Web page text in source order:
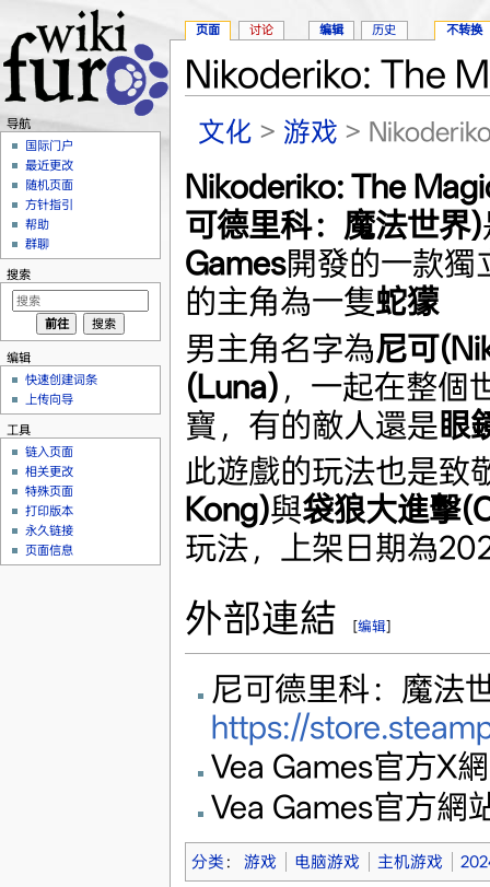
Nikoderiko: The
文化 > 游戏 >
Nikoderiko: The
可德里科：魔法世界)
Games開發的一款獨
的主角為一隻蛇獴
男主角名字為尼可
(Luna) ，一起在整個
寶，有的敵人還是眼
此遊戲的玩法也是致
Kong)與袋狼大進擊
玩法，上架日期為
外部連結 [编辑]
尼可德里科：魔法
https://
Vea Games官方X
Vea Games官方網
分类 ： 游戏 电脑游戏 主机游戏
页面 讨论 编辑 历史 不转换
导航
国际门户
最近更改
随机页面
方针指引
帮助
群聊
搜索
编辑
快速创建词条
上传向导
工具
链入页面
相关更改
特殊页面
打印版本
永久链接
页面信息